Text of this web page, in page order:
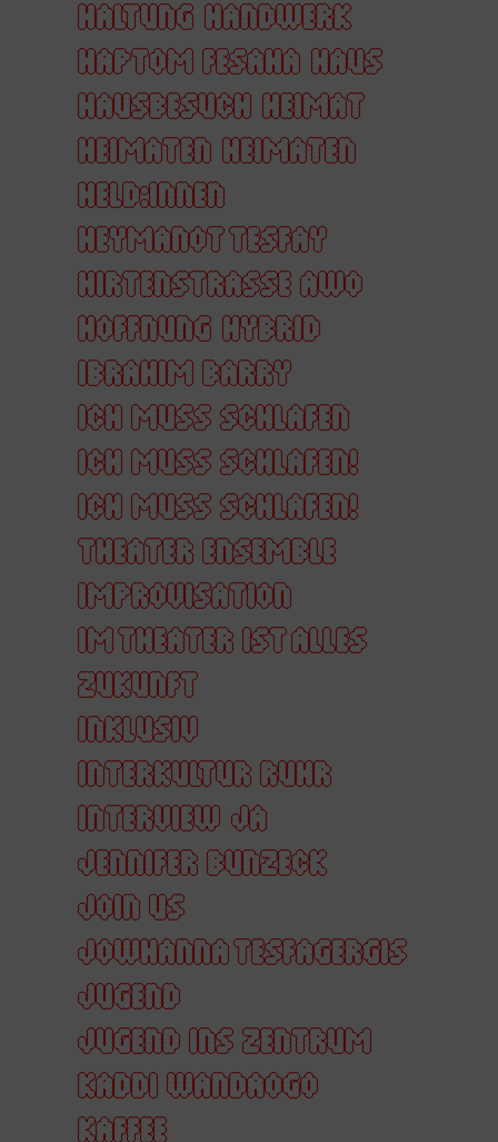
HALTUNG HANDWERK
HAPTOM FESAHA HAUS
HAUSBESUCH HEIMAT
HEIMATEN HEIMATEN
HELD:INNEN
HEYMANOT TESFAY
HIRTENSTRASSE AWO
HOFFNUNG HYBRID
IBRAHIM BARRY
ICH MUSS SCHLAFEN
ICH MUSS SCHLAFEN!
ICH MUSS SCHLAFEN!
THEATER ENSEMBLE
IMPROVISATION
IM THEATER IST ALLES
ZUKUNFT
INKLUSIV
INTERKULTUR RUHR
INTERVIEW JA
JENNIFER BUNZECK
JOIN US
JOWHANNA TESFAGERGIS
JUGEND
JUGEND INS ZENTRUM
KADDI WANDAOGO
KAFFEE